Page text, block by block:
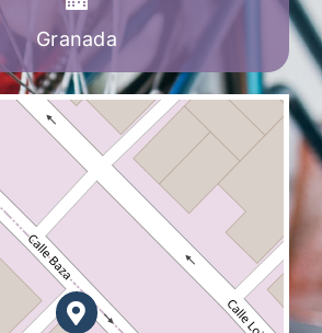
Granada